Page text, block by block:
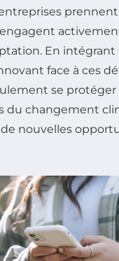
En
face à ces
se protéger
du changement
nouvelles